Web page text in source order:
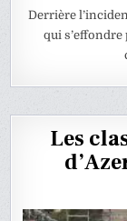
Derrière
qui s’effondre
Les